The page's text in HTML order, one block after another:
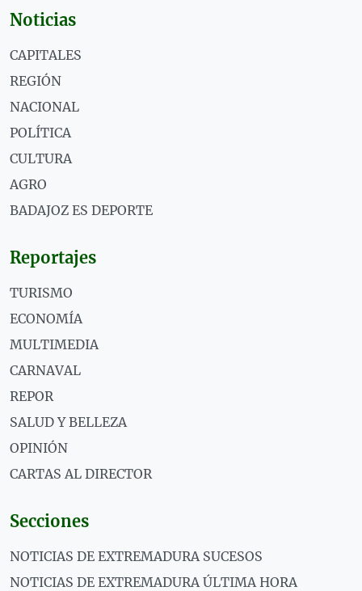
Noticias
CAPITALES
REGIÓN
NACIONAL
POLÍTICA
CULTURA
AGRO
BADAJOZ ES DEPORTE
Reportajes
TURISMO
ECONOMÍA
MULTIMEDIA
CARNAVAL
REPOR
SALUD Y BELLEZA
OPINIÓN
CARTAS AL DIRECTOR
Secciones
NOTICIAS DE EXTREMADURA SUCESOS
NOTICIAS DE EXTREMADURA ÚLTIMA HORA